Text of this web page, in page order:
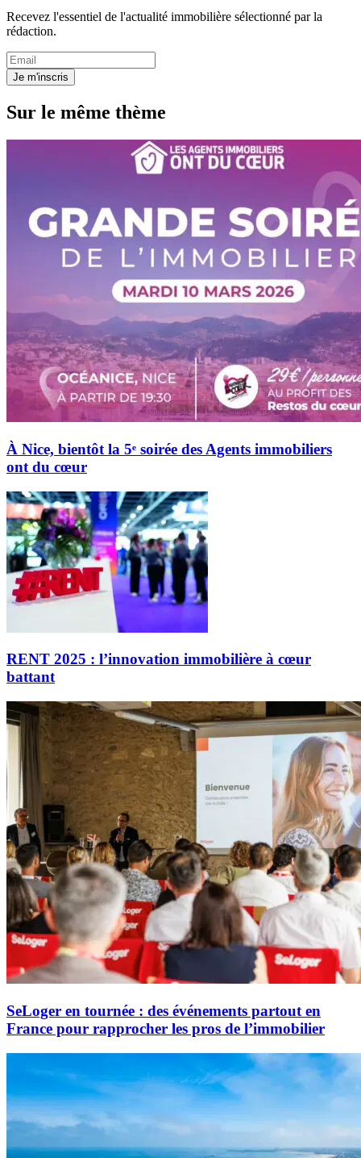
Recevez l'essentiel de l'actualité immobilière sélectionné par la
rédaction.
Je m'inscris
Sur le même thème
À Nice, bientôt la 5ᵉ soirée des Agents immobiliers
ont du cœur
RENT 2025 : l’innovation immobilière à cœur
battant
SeLoger en tournée : des événements partout en
France pour rapprocher les pros de l’immobilier